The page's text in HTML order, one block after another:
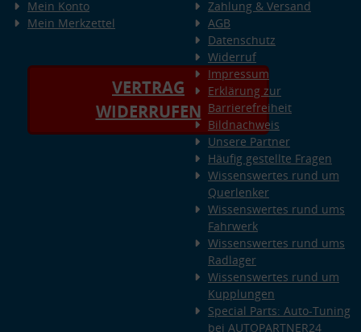
Mein Konto
Mein Merkzettel
VERTRAG
WIDERRUFEN
Zahlung & Versand
AGB
Datenschutz
Widerruf
Impressum
Erklärung zur
Barrierefreiheit
Bildnachweis
Unsere Partner
Häufig gestellte Fragen
Wissenswertes rund um
Querlenker
Wissenswertes rund ums
Fahrwerk
Wissenswertes rund ums
Radlager
Wissenswertes rund um
Kupplungen
Special Parts: Auto-Tuning
bei AUTOPARTNER24